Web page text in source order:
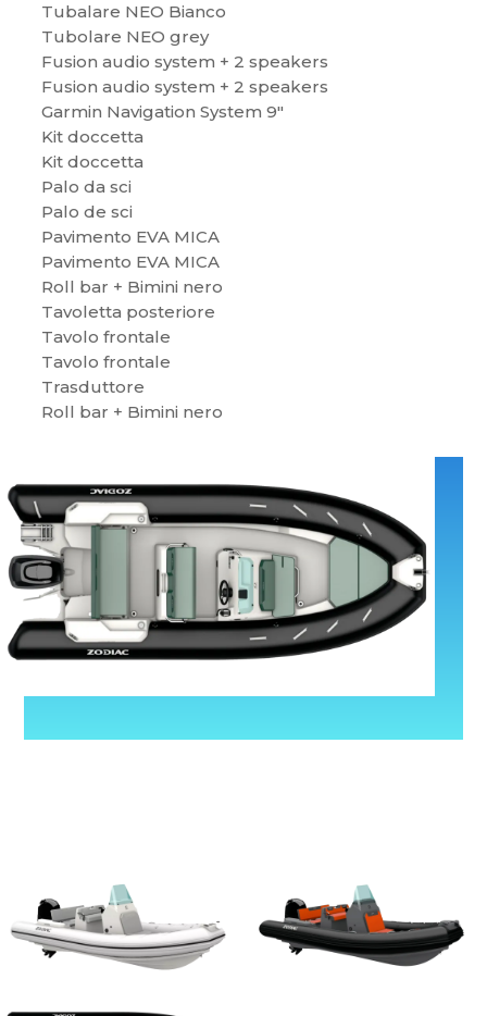
Tubalare NEO Bianco
Tubolare NEO grey
Fusion audio system + 2 speakers
Fusion audio system + 2 speakers
Garmin Navigation System 9″
Kit doccetta
Kit doccetta
Palo da sci
Palo de sci
Pavimento EVA MICA
Pavimento EVA MICA
Roll bar + Bimini nero
Tavoletta posteriore
Tavolo frontale
Tavolo frontale
Trasduttore
Roll bar + Bimini nero